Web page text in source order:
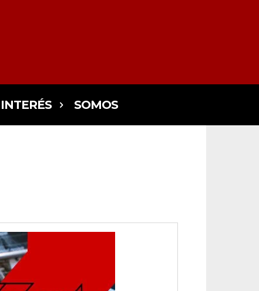
INTERÉS SOMOS